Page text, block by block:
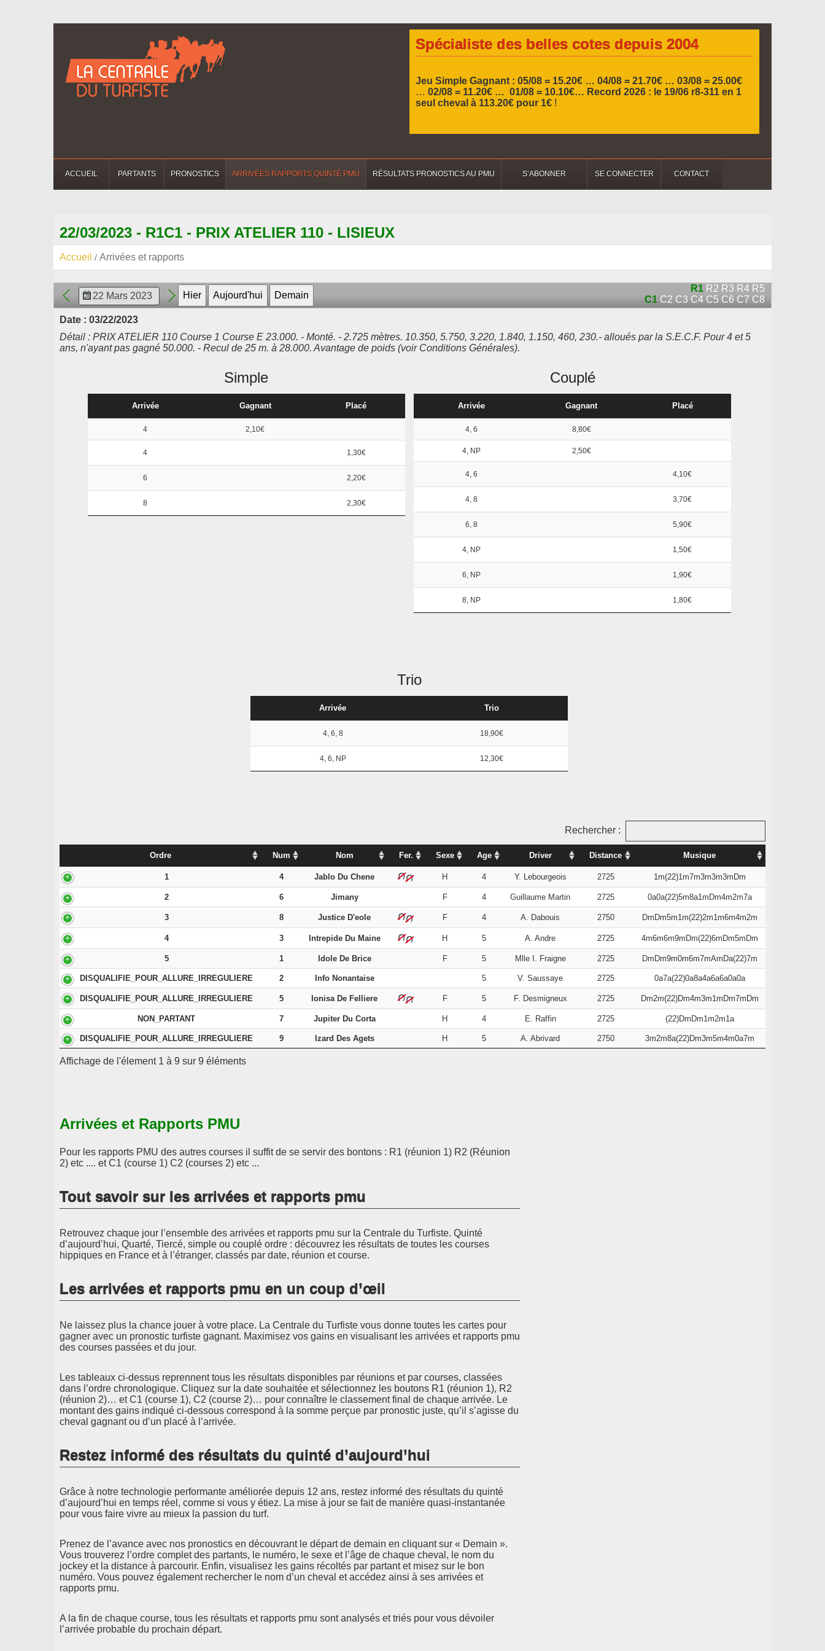
Spécialiste des belles cotes depuis 2004
Jeu Simple Gagnant : 05/08 = 15.20€ … 04/08 = 21.70€ … 03/08 = 25.00€
… 02/08 = 11.20€ … 01/08 = 10.10€… Record 2026 : le 19/06 r8-311 en 1
seul cheval à 113.20€ pour 1€ !
ACCUEIL PARTANTS PRONOSTICS ARRIVÉES RAPPORTS QUINTÉ PMU RÉSULTATS PRONOSTICS AU PMU S’ABONNER SE CONNECTER CONTACT
22/03/2023 - R1C1 - PRIX ATELIER 110 - LISIEUX
Accueil Arrivées et rapports
R1 R2 R3 R4 R5
C1 C2 C3 C4 C5 C6 C7 C8
Date : 03/22/2023
Détail : PRIX ATELIER 110 Course 1 Course E 23.000. - Monté. - 2.725 mètres. 10.350, 5.750, 3.220, 1.840, 1.150, 460, 230.- alloués par la S.E.C.F. Pour 4 et 5
ans, n'ayant pas gagné 50.000. - Recul de 25 m. à 28.000. Avantage de poids (voir Conditions Générales).
Simple
Arrivée Gagnant Placé
4 2,10€
4 1,30€
6 2,20€
8 2,30€
Couplé
Arrivée Gagnant Placé
4, 6 8,80€
4, NP 2,50€
4, 6 4,10€
4, 8 3,70€
6, 8 5,90€
4, NP 1,50€
6, NP 1,90€
8, NP 1,80€
Trio
Arrivée Trio
4, 6, 8 18,90€
4, 6, NP 12,30€
Rechercher :
Ordre Num Nom Fer. Sexe Age Driver Distance Musique
1 4 Jablo Du Chene H 4 Y. Lebourgeois 2725 1m(22)1m7m3m3m3mDm
2 6 Jimany F 4 Guillaume Martin 2725 0a0a(22)5m8a1mDm4m2m7a
3 8 Justice D'eole F 4 A. Dabouis 2750 DmDm5m1m(22)2m1m6m4m2m
4 3 Intrepide Du Maine H 5 A. Andre 2725 4m6m6m9mDm(22)6mDm5mDm
5 1 Idole De Brice F 5 Mlle I. Fraigne 2725 DmDm9m0m6m7mAmDa(22)7m
DISQUALIFIE_POUR_ALLURE_IRREGULIERE 2 Info Nonantaise 5 V. Saussaye 2725 0a7a(22)0a8a4a6a6a0a0a
DISQUALIFIE_POUR_ALLURE_IRREGULIERE 5 Ionisa De Felliere F 5 F. Desmigneux 2725 Dm2m(22)Dm4m3m1mDm7mDm
NON_PARTANT 7 Jupiter Du Corta H 4 E. Raffin 2725 (22)DmDm1m2m1a
DISQUALIFIE_POUR_ALLURE_IRREGULIERE 9 Izard Des Agets H 5 A. Abrivard 2750 3m2m8a(22)Dm3m5m4m0a7m
Affichage de l'élement 1 à 9 sur 9 éléments
Arrivées et Rapports PMU
Pour les rapports PMU des autres courses il suffit de se servir des bontons : R1 (réunion 1) R2 (Réunion
2) etc .... et C1 (course 1) C2 (courses 2) etc ...
Tout savoir sur les arrivées et rapports pmu
Retrouvez chaque jour l’ensemble des arrivées et rapports pmu sur la Centrale du Turfiste. Quinté
d’aujourd’hui, Quarté, Tiercé, simple ou couplé ordre : découvrez les résultats de toutes les courses
hippiques en France et à l’étranger, classés par date, réunion et course.
Les arrivées et rapports pmu en un coup d’œil
Ne laissez plus la chance jouer à votre place. La Centrale du Turfiste vous donne toutes les cartes pour
gagner avec un pronostic turfiste gagnant. Maximisez vos gains en visualisant les arrivées et rapports pmu
des courses passées et du jour.
Les tableaux ci-dessus reprennent tous les résultats disponibles par réunions et par courses, classées
dans l’ordre chronologique. Cliquez sur la date souhaitée et sélectionnez les boutons R1 (réunion 1), R2
(réunion 2)… et C1 (course 1), C2 (course 2)… pour connaître le classement final de chaque arrivée. Le
montant des gains indiqué ci-dessous correspond à la somme perçue par pronostic juste, qu’il s’agisse du
cheval gagnant ou d’un placé à l’arrivée.
Restez informé des résultats du quinté d’aujourd’hui
Grâce à notre technologie performante améliorée depuis 12 ans, restez informé des résultats du quinté
d’aujourd’hui en temps réel, comme si vous y étiez. La mise à jour se fait de manière quasi-instantanée
pour vous faire vivre au mieux la passion du turf.
Prenez de l’avance avec nos pronostics en découvrant le départ de demain en cliquant sur « Demain ».
Vous trouverez l’ordre complet des partants, le numéro, le sexe et l’âge de chaque cheval, le nom du
jockey et la distance à parcourir. Enfin, visualisez les gains récoltés par partant et misez sur le bon
numéro. Vous pouvez également rechercher le nom d’un cheval et accédez ainsi à ses arrivées et
rapports pmu.
A la fin de chaque course, tous les résultats et rapports pmu sont analysés et triés pour vous dévoiler
l’arrivée probable du prochain départ.